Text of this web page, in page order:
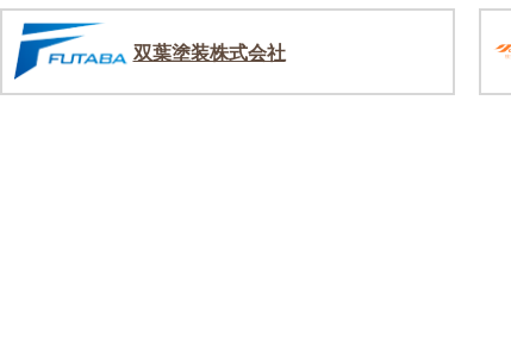
双葉塗装株式会社